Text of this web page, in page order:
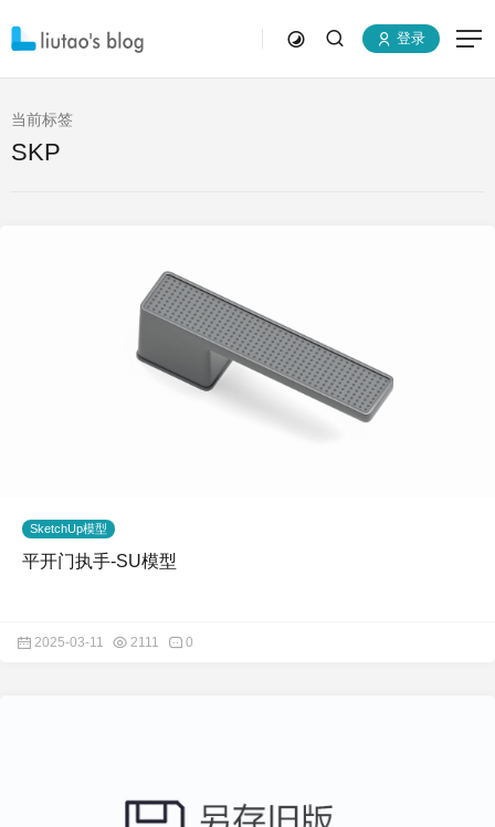
登录
当前标签
SKP
SketchUp模型
平开门执手-SU模型
2025-03-11 2111 0